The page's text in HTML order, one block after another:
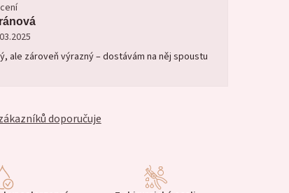
ale zároveň výrazný – dostávám na něj spoustu
doporučuje